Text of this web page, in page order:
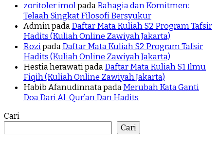
zoritoler imolpadaBahagia dan Komitmen:
Telaah Singkat Filosofi Bersyukur
AdminpadaDaftar Mata Kuliah S2 Program Tafsir
Hadits (Kuliah Online Zawiyah Jakarta)
RozipadaDaftar Mata Kuliah S2 Program Tafsir
Hadits (Kuliah Online Zawiyah Jakarta)
Hestia herawatipadaDaftar Mata Kuliah S1 Ilmu
Fiqih (Kuliah Online Zawiyah Jakarta)
Habib AfanudinnatapadaMerubah Kata Ganti
Doa Dari Al-Qur’an Dan Hadits
Cari
Cari